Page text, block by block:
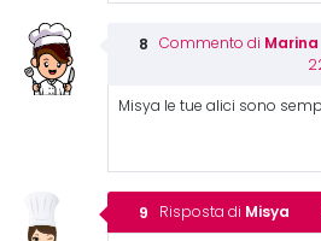
Commento di Marina
Misya le tue alici sono
Risposta di Misya